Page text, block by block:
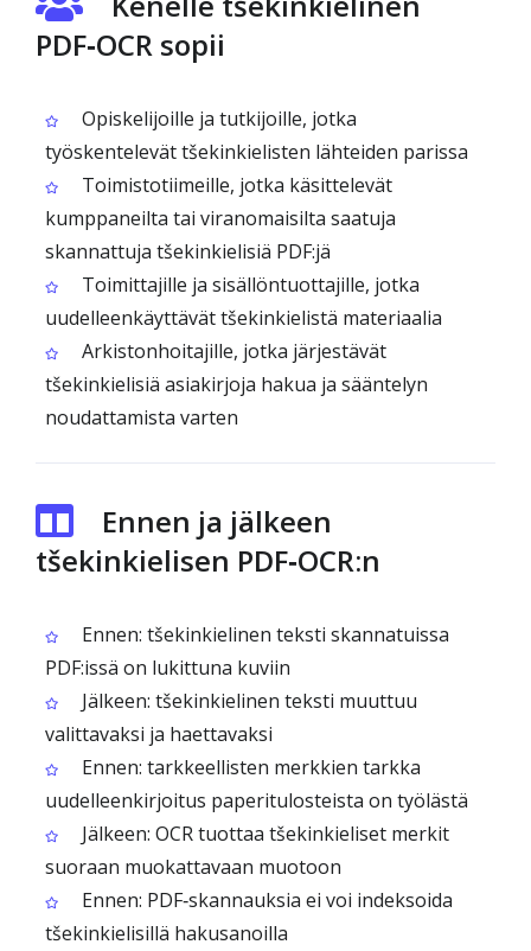
PDF‑OCR sopii
Opiskelijoille ja tutkijoille, jotka
työskentelevät tšekinkielisten lähteiden parissa
Toimistotiimeille, jotka käsittelevät
kumppaneilta tai viranomaisilta saatuja
skannattuja tšekinkielisiä PDF:jä
Toimittajille ja sisällöntuottajille, jotka
uudelleenkäyttävät tšekinkielistä materiaalia
Arkistonhoitajille, jotka järjestävät
tšekinkielisiä asiakirjoja hakua ja sääntelyn
noudattamista varten
Ennen ja jälkeen
tšekinkielisen PDF‑OCR:n
Ennen: tšekinkielinen teksti skannatuissa
PDF:issä on lukittuna kuviin
Jälkeen: tšekinkielinen teksti muuttuu
valittavaksi ja haettavaksi
Ennen: tarkkeellisten merkkien tarkka
uudelleenkirjoitus paperitulosteista on työlästä
Jälkeen: OCR tuottaa tšekinkieliset merkit
suoraan muokattavaan muotoon
Ennen: PDF‑skannauksia ei voi indeksoida
tšekinkielisillä hakusanoilla